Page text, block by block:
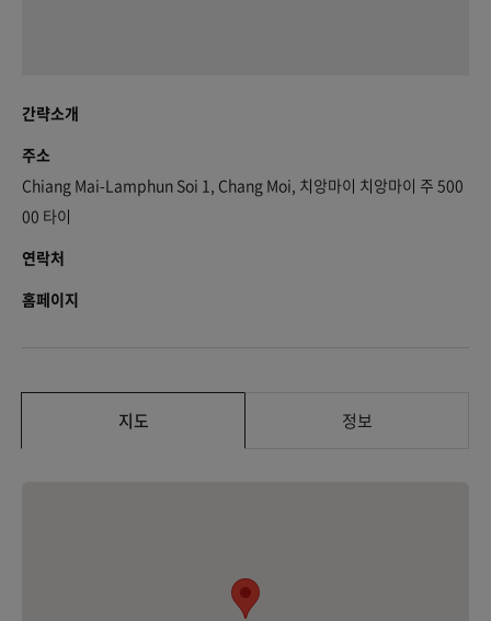
간략소개
주소
Chiang Mai-Lamphun Soi 1, Chang Moi, 치앙마이 치앙마이 주 500
00 타이
연락처
홈페이지
지도 정보